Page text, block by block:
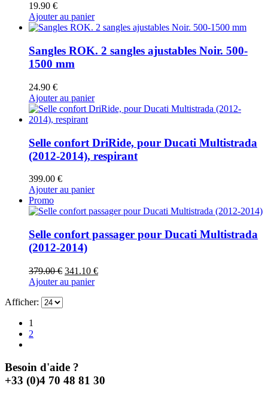
19.90 €
Ajouter au panier
Sangles ROK. 2 sangles ajustables Noir. 500-
1500 mm
24.90 €
Ajouter au panier
Selle confort DriRide, pour Ducati Multistrada
(2012-2014), respirant
399.00 €
Ajouter au panier
Promo
Selle confort passager pour Ducati Multistrada
(2012-2014)
379.00€ Le
prix
341.10 €Le
Ajouter au panier
Afficher:
1
2
Besoin d'aide ?
+33 (0)4 70 48 81 30